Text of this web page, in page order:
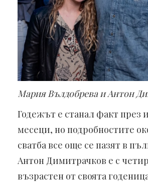
Мария Вълдобрева и Антон
Годежът е станал факт през
месеци, но подробностите
сватба все още се пазят в
Антон Димитрачков е с
възрастен от своята